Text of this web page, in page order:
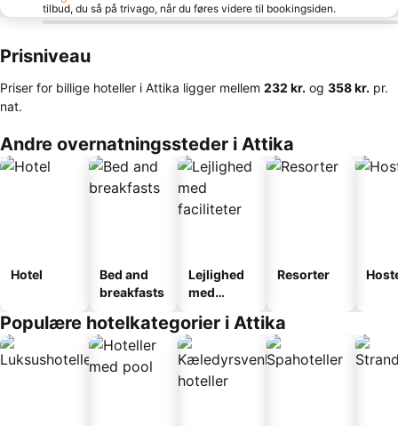
tilbud, du så på trivago, når du føres videre til bookingsiden.
Prisniveau
Priser for billige hoteller i Attika ligger mellem ‎232 kr. og ‎358 kr. pr.
nat.
Andre overnatningssteder i Attika
Hotel
Bed and
breakfasts
Lejlighed
med
Resorter
Populære hotelkategorier i Attika